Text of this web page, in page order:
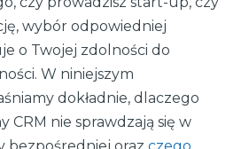
wybór odpowiedniej
o Twojej zdolności do
W niniejszym
dokładnie, dlaczego
CRM nie sprawdzają się w